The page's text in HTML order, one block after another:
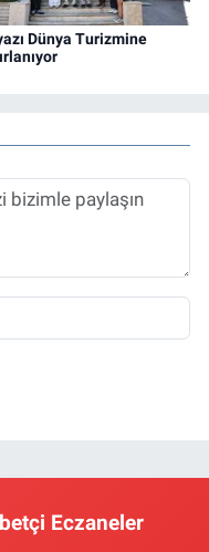
Dünya Turizmine
Eczaneler